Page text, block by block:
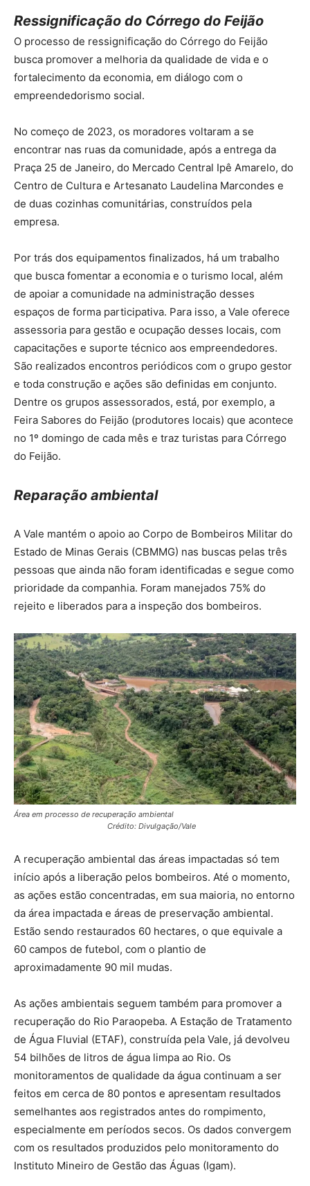
Ressignificação do Córrego do Feijão
O processo de ressignificação do Córrego do Feijão
busca promover a melhoria da qualidade de vida e o
fortalecimento da economia, em diálogo com o
empreendedorismo social.
No começo de 2023, os moradores voltaram a se
encontrar nas ruas da comunidade, após a entrega da
Praça 25 de Janeiro, do Mercado Central Ipê Amarelo, do
Centro de Cultura e Artesanato Laudelina Marcondes e
de duas cozinhas comunitárias, construídos pela
empresa.
Por trás dos equipamentos finalizados, há um trabalho
que busca fomentar a economia e o turismo local, além
de apoiar a comunidade na administração desses
espaços de forma participativa. Para isso, a Vale oferece
assessoria para gestão e ocupação desses locais, com
capacitações e suporte técnico aos empreendedores.
São realizados encontros periódicos com o grupo gestor
e toda construção e ações são definidas em conjunto.
Dentre os grupos assessorados, está, por exemplo, a
Feira Sabores do Feijão (produtores locais) que acontece
no 1º domingo de cada mês e traz turistas para Córrego
do Feijão.
Reparação ambiental
A Vale mantém o apoio ao Corpo de Bombeiros Militar do
Estado de Minas Gerais (CBMMG) nas buscas pelas três
pessoas que ainda não foram identificadas e segue como
prioridade da companhia. Foram manejados 75% do
rejeito e liberados para a inspeção dos bombeiros.
Área em processo de recuperação ambiental
Crédito: Divulgação/Vale
A recuperação ambiental das áreas impactadas só tem
início após a liberação pelos bombeiros. Até o momento,
as ações estão concentradas, em sua maioria, no entorno
da área impactada e áreas de preservação ambiental.
Estão sendo restaurados 60 hectares, o que equivale a
60 campos de futebol, com o plantio de
aproximadamente 90 mil mudas.
As ações ambientais seguem também para promover a
recuperação do Rio Paraopeba. A Estação de Tratamento
de Água Fluvial (ETAF), construída pela Vale, já devolveu
54 bilhões de litros de água limpa ao Rio. Os
monitoramentos de qualidade da água continuam a ser
feitos em cerca de 80 pontos e apresentam resultados
semelhantes aos registrados antes do rompimento,
especialmente em períodos secos. Os dados convergem
com os resultados produzidos pelo monitoramento do
Instituto Mineiro de Gestão das Águas (Igam).